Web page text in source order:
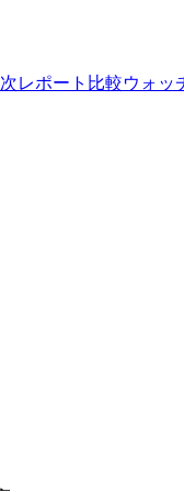
レポート 比較ウォッ